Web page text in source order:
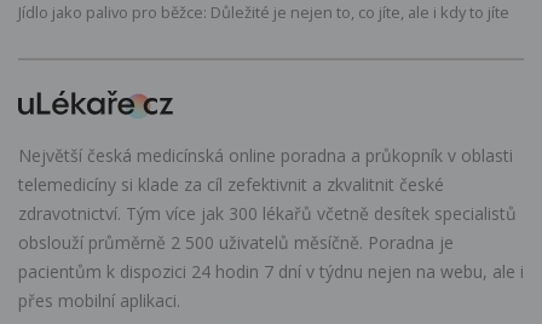
Jídlo jako palivo pro běžce: Důležité je nejen to, co jíte, ale i kdy to jíte
Největší česká medicínská online poradna a průkopník v oblasti
telemedicíny si klade za cíl zefektivnit a zkvalitnit české
zdravotnictví. Tým více jak 300 lékařů včetně desítek specialistů
obslouží průměrně 2 500 uživatelů měsíčně. Poradna je
pacientům k dispozici 24 hodin 7 dní v týdnu nejen na webu, ale i
přes mobilní aplikaci.